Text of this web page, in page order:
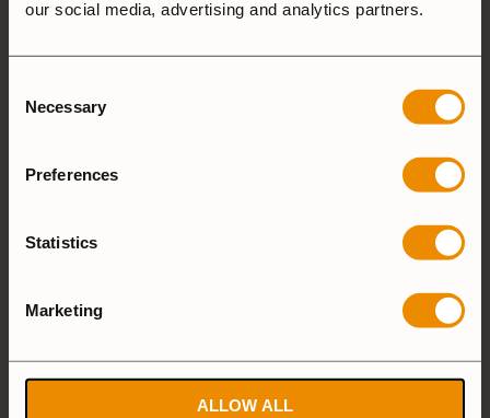
our social media, advertising and analytics partners.
Selection
Necessary
Preferences
Statistics
Marketing
ALLOW ALL
Vad skiljer Trangias Ceramic Coating
KÖP STEKPANNA 25 CC
SE ALLA NYHETER